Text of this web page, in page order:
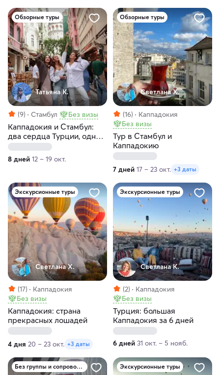
Обзорные туры
Татьяна К.
(9) Стамбул Без визы
Каппадокия и Стамбул:
два сердца Турции, одно
путешествие
8 дней 12 – 19 окт.
Обзорные туры
Светлана Х.
(16)
Каппадокия
Без визы
Тур в Стамбул и
Каппадокию
7 дней 17 – 23 окт. +3 даты
Экскурсионные туры
Светлана Х.
(17)
Каппадокия
Без визы
Каппадокия: страна
прекрасных лошадей
4 дня 20 – 23 окт. +3 даты
Экскурсионные туры
Светлана К.
(2)
Каппадокия
Без визы
Турция: большая
Каппадокия за 6 дней
6 дней 31 окт. – 5 нояб.
Без группы и сопровождения Экскурсионные туры